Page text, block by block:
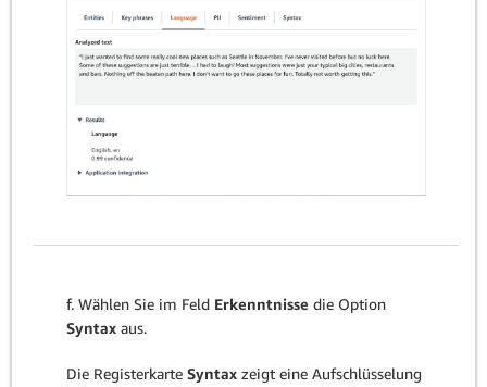
f. Wählen Sie im Feld Erkenntnisse die Option
Syntax aus.
Die Registerkarte Syntax zeigt eine Aufschlüsselung